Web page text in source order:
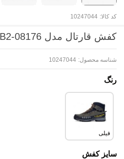
کد کالا: 10247044
کفش قارتال مدل QB2-08176
شناسه محصول: 10247044
رنگ
فیلی
سایز کفش